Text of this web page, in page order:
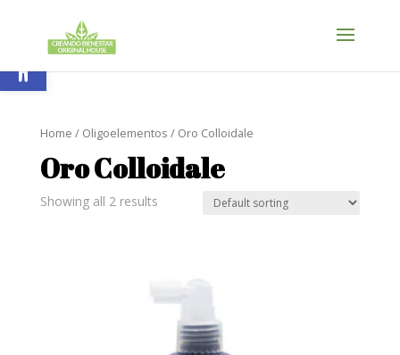
Abrir barra de herramientas
Home / Oligoelementos / Oro Colloidale
Oro Colloidale
Showing all 2 results